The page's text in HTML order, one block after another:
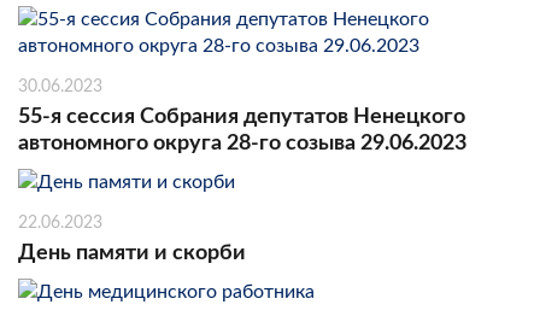
30.06.2023
55-я сессия Собрания депутатов Ненецкого
автономного округа 28-го созыва 29.06.2023
22.06.2023
День памяти и скорби